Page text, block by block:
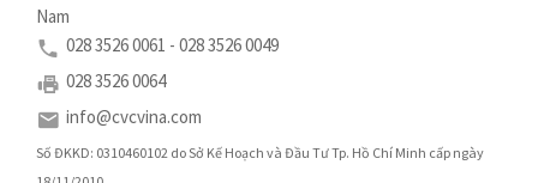
Nam
028 3526 0061 - 028 3526 0049
028 3526 0064
info@cvcvina.com
Số ĐKKD: 0310460102 do Sở Kế Hoạch và Đầu Tư Tp. Hồ Chí Minh cấp ngày